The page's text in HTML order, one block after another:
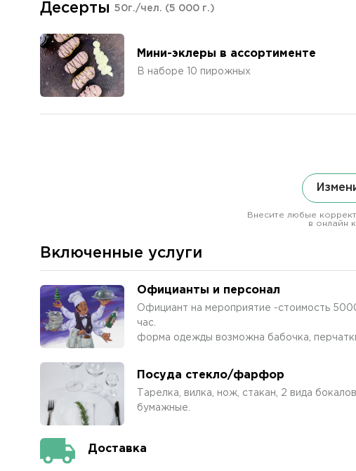
Десерты 50г./чел. (5 000 г.)
Мини-эклеры в ассортименте
В наборе 10 пирожных
Внесите любые
в онлайн
Включенные услуги
Официанты и персонал
Официант на мероприятие -стоимость
час.
форма одежды возможна бабочка,
Посуда стекло/фарфор
Тарелка, вилка, нож, стакан, 2 вида
бумажные.
Доставка